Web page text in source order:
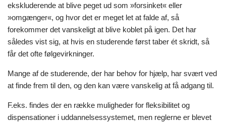
ekskluderende at blive peget ud som »forsinket« eller
»omgænger«, og hvor det er meget let at falde af, så
forekommer det vanskeligt at blive koblet på igen. Det har
således vist sig, at hvis en studerende først taber ét skridt, så
får det ofte følgevirkninger.
Mange af de studerende, der har behov for hjælp, har svært ved
at finde frem til den, og den kan være vanskelig at få adgang til.
F.eks. findes der en række muligheder for fleksibilitet og
dispensationer i uddannelsessystemet, men reglerne er blevet